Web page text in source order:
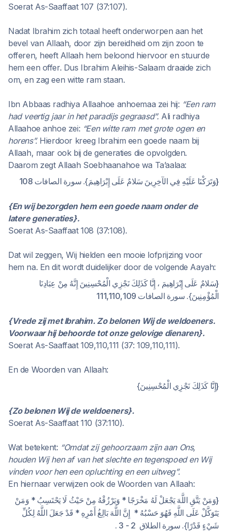
Soerat As-Saaffaat 107 (37:107).
Nadat Ibrahim zich totaal heeft onderworpen aan het
bevel van Allaah, door zijn bereidheid om zijn zoon te
offeren, heeft Allaah hem beloond hiervoor en stuurde
hem een offer. Dus Ibrahim Aleihis-Salaam draaide zich
om, en zag een witte ram staan.
Ibn Abbaas radhiya Allaahoe anhoemaa zei hij: “Een ram
had veertig jaar in het paradijs gegraasd”. Ali radhiya
Allaahoe anhoe zei: “Een witte ram met grote ogen en
horens”. Hierdoor kreeg Ibrahim een goede naam bij
Allaah, maar ook bij de generaties die opvolgden.
Daarom zegt Allaah Soebhaanahoe wa Ta’aalaa:
{وَتَرَكْنَا عَلَيْهِ فِي الآخِرِينَ سَلامٌ عَلَى إِبْرَاهِيمَ}. سورة الصافات 108
{En wij bezorgden hem een goede naam onder de
latere generaties}.
Soerat As-Saaffaat 108 (37:108).
Dat wil zeggen, Wij hielden een mooie lofprijzing voor
hem na. En dit wordt duidelijker door de volgende Aayah:
{سَلامٌ عَلَى إِبْرَاهِيمَ ، إِنَّا كَذَلِكَ نَجْزِي الْمُحْسِنِينَ إِنَّهُ مِنْ عِبَادِنَا
الْمُؤْمِنِينَ}. سورة الصافات 111,110,109
{Vrede zij met Ibrahim. Zo belonen Wij de weldoeners.
Voorwaar hij behoorde tot onze gelovige dienaren}.
Soerat As-Saaffaat 109,110,111 (37: 109,110,111).
En de Woorden van Allaah:
{إِنَّا كَذَلِكَ نَجْزِي الْمُحْسِنِينَ}
{Zo belonen Wij de weldoeners}.
Soerat As-Saaffaat 110 (37:110).
Wat betekent: “Omdat zij gehoorzaam zijn aan Ons,
houden Wij hen af van het slechte en tegenspoed en Wij
vinden voor hen een opluchting en een uitweg”.
En hiernaar verwijzen ook de Woorden van Allaah:
{وَمَنْ يَتَّقِ اللَّهَ يَجْعَلْ لَهُ مَخْرَجًا * وَيَرْزُقْهُ مِنْ حَيْثُ لَا يَحْتَسِبُ * وَمَنْ
يَتَوَكَّلْ عَلَى اللَّهِ فَهُوَ حَسْبُهُ * إِنَّ اللَّهَ بَالِغُ أَمْرِهِ * قَدْ جَعَلَ اللَّهُ لِكُلِّ
شَيْءٍ قَدْرًا}. سورة الطلاق 2 - 3 .